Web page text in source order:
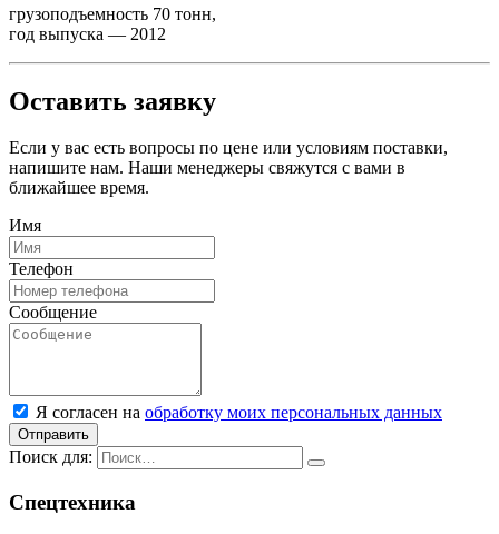
грузоподъемность 70 тонн,
год выпуска — 2012
Оставить заявку
Если у вас есть вопросы по цене или условиям поставки,
напишите нам. Наши менеджеры свяжутся с вами в
ближайшее время.
Имя
Телефон
Сообщение
Я согласен на обработку моих персональных данных
Отправить
Поиск для:
Спецтехника